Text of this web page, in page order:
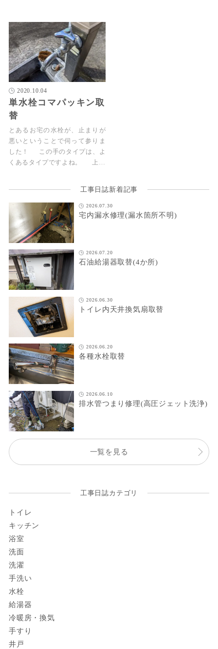
2020.10.04
単水栓コマパッキン取
替
とあるお宅の水栓が、止まりが
悪いということで伺って参りま
した！ この手のタイプは、よ
くあるタイプですよね。 上…
工事日誌新着記事
2026.07.30
宅内漏水修理(漏水箇所不明)
2026.07.20
石油給湯器取替(4か所)
2026.06.30
トイレ内天井換気扇取替
2026.06.20
各種水栓取替
2026.06.10
排水管つまり修理(高圧ジェット洗浄)
一覧を見る
工事日誌カテゴリ
トイレ
キッチン
浴室
洗面
洗濯
手洗い
水栓
給湯器
冷暖房・換気
手すり
井戸